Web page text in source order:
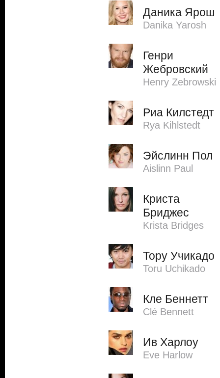
Даника Ярош
Danika Yarosh
Генри
Жебровский
Henry Zebrowski
Риа Килстедт
Rya Kihlstedt
Эйслинн Пол
Aislinn Paul
Криста
Бриджес
Krista Bridges
Тору Учикадо
Toru Uchikado
Кле Беннетт
Clé Bennett
Ив Харлоу
Eve Harlow